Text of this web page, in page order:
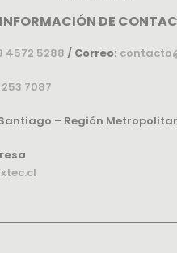
INFORMACIÓN DE
4572 5288 / Correo:
7087
– Región